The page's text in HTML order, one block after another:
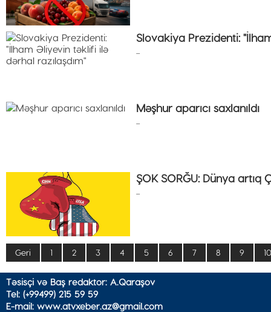
Slovakiya Prezidenti:
Məşhur aparıcı saxlanıldı
ŞOK SORĞU: Dünya
Geri 1 2 3 4 5 6 7 8 9 10
Təsisçi və Baş redaktor: A.Qaraşov
Tel: (+99499) 215 59 59
E-mail: www.atvxeber.az@gmail.com